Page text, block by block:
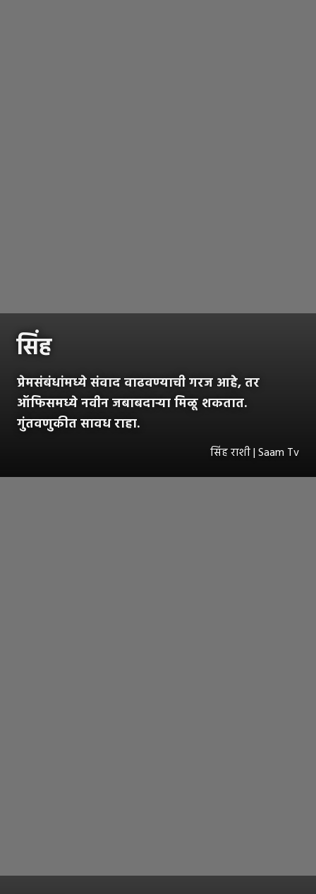
सिंह
प्रेमसंबंधांमध्ये संवाद वाढवण्याची गरज आहे, तर
ऑफिसमध्ये नवीन जबाबदाऱ्या मिळू शकतात.
गुंतवणुकीत सावध राहा.
सिंह राशी | Saam Tv